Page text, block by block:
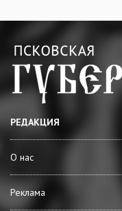
РЕДАКЦИЯ
О нас
Реклама